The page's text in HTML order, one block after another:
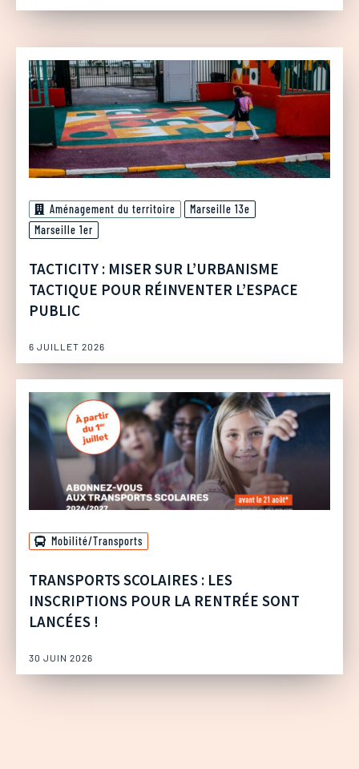
Aménagement du territoire
Marseille 13e
Marseille 1er
TACTICITY : MISER SUR L’URBANISME
TACTIQUE POUR RÉINVENTER L’ESPACE
PUBLIC
6 JUILLET 2026
Mobilité/Transports
TRANSPORTS SCOLAIRES : LES
INSCRIPTIONS POUR LA RENTRÉE SONT
LANCÉES !
30 JUIN 2026